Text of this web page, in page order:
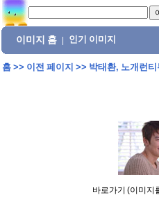
이미지 홈 인기 이미지
홈>> 이전 페이지 >> 박태환, 노개런
바로가기 (이미지